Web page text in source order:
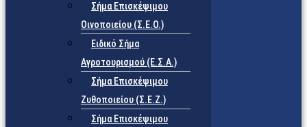
Σήμα Επισκέψιμου
Οινοποιείου (Σ.Ε.Ο.)
Ειδικό Σήμα
Αγροτουρισμού (Ε.Σ.Α.)
Σήμα Επισκέψιμου
Ζυθοποιείου (Σ.Ε.Ζ.)
Σήμα Επισκέψιμου